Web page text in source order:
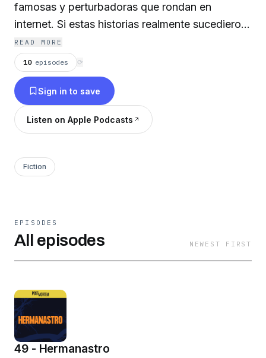
famosas y perturbadoras que rondan en
internet. Si estas historias realmente sucedieron
o son retorcidos inventos de alguien, tú lo
tendrás que decidir.
READ MORE
10 episodes ⟳
Sign in to save
Listen on Apple Podcasts
Fiction
EPISODES
All episodes NEWEST FIRST
49 - Hermanastro